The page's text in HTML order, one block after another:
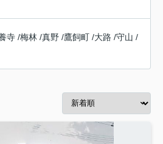
寺 /梅林 /真野 /鷹飼町 /大路 /守山 /